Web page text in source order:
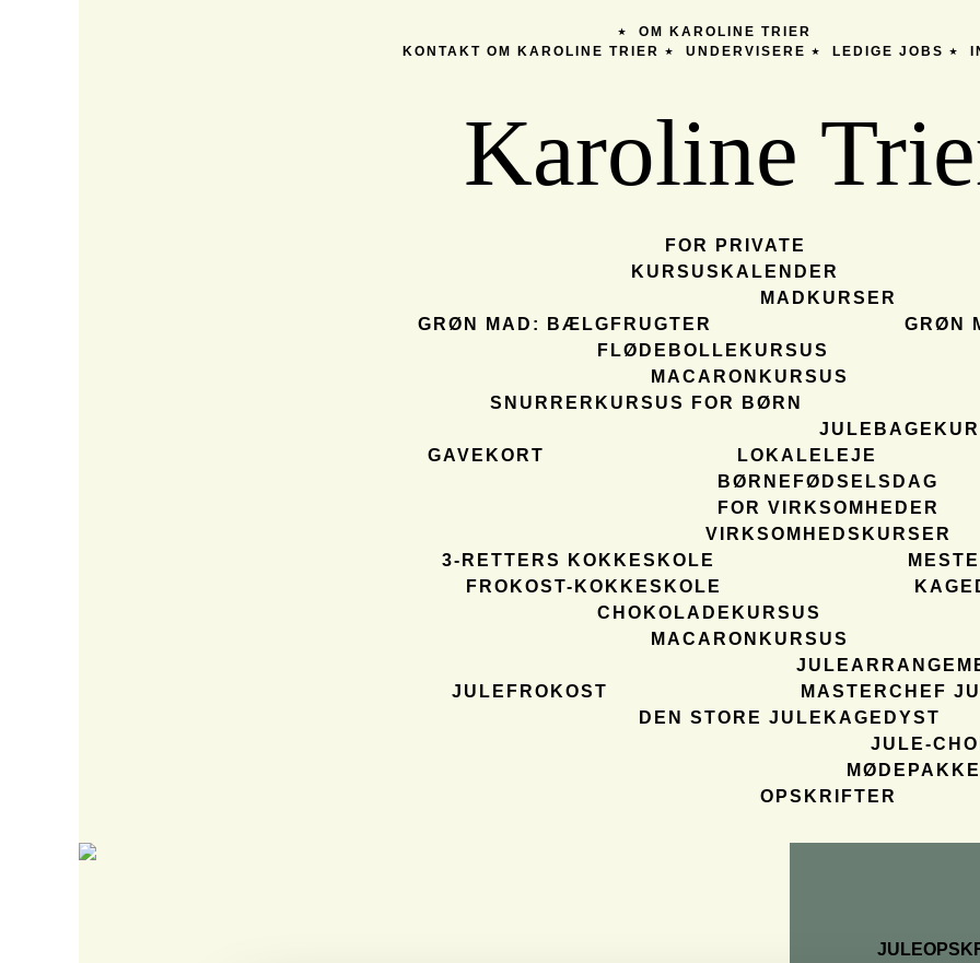
KONTAKT
OM KAROLINE TRIER
OM KAROLINE TRIER
UNDERVISERE LEDIGE JOBS
Karoline
FOR PRIVATE
KURSUSKALENDER
MADKURSER
GRØN MAD: BÆLGFRUGTER
GRØN
FLØDEBOLLEKURSUS
MACARONKURSUS
SNURRERKURSUS FOR BØRN
GAVEKORT
LOKALELEJE
BØRNEFØDSELSDAG
FOR VIRKSOMHEDER
VIRKSOMHEDSKURSER
3-RETTERS KOKKESKOLE
FROKOST-KOKKESKOLE
CHOKOLADEKURSUS
MACARONKURSUS
JULEFROKOST
MASTERCHEF
DEN STORE JULEKAGEDYST
JULE-
OPSKRIFTER